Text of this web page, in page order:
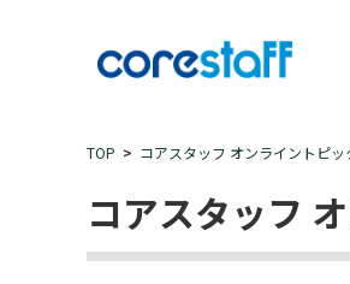
TOP コアスタッフ オンライントピッ
コアスタッフ